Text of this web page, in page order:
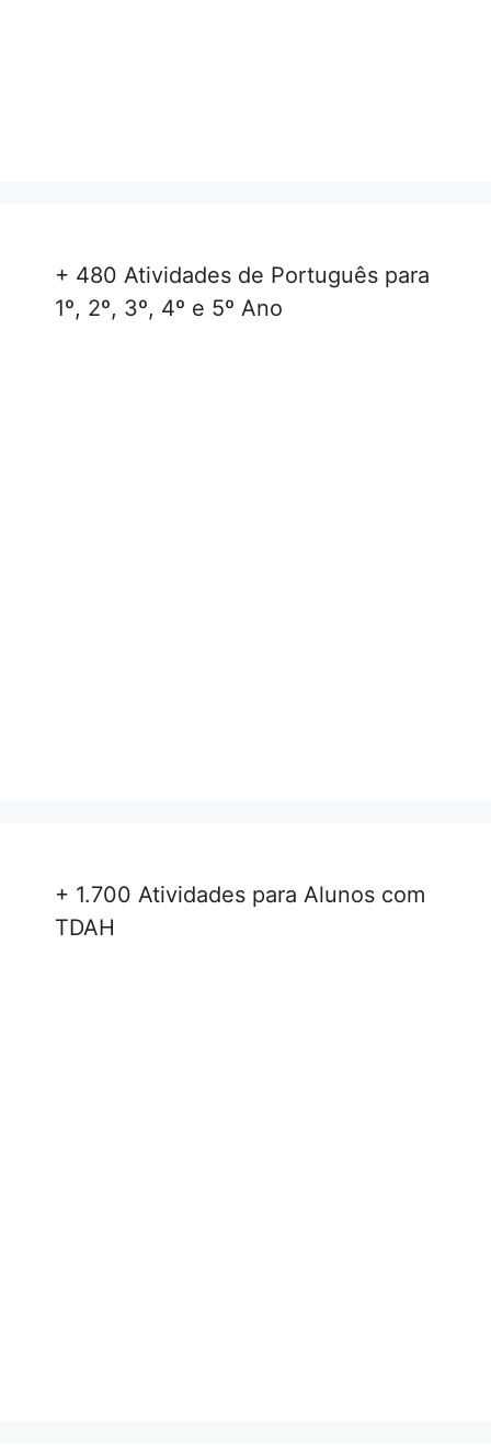
+ 480 Atividades de Português para
1º, 2º, 3º, 4º e 5º Ano
+ 1.700 Atividades para Alunos com
TDAH